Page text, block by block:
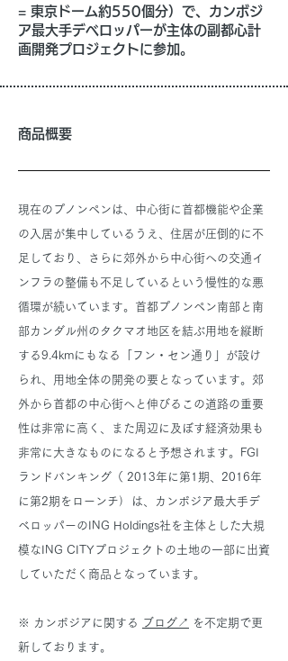
= 東京ドーム約550個分）で、カンボジ
ア最大手デベロッパーが主体の副都心計
画開発プロジェクトに参加。
商品概要
現在のプノンペンは、中心街に首都機能や企業
の入居が集中しているうえ、住居が圧倒的に不
足しており、さらに郊外から中心街への交通イ
ンフラの整備も不足しているという慢性的な悪
循環が続いています。首都プノンペン南部と南
部カンダル州のタクマオ地区を結ぶ用地を縦断
する9.4kmにもなる「フン・セン通り」が設け
られ、用地全体の開発の要となっています。郊
外から首都の中心街へと伸びるこの道路の重要
性は非常に高く、また周辺に及ぼす経済効果も
非常に大きなものになると予想されます。FGI
ランドバンキング（ 2013年に第1期、2016年
に第2期をローンチ） は、カンボジア最大手デ
ベロッパーのING Holdings社を主体とした大規
模なING CITYプロジェクトの土地の一部に出資
していただく商品となっています。
​※ カンボジアに関する ブログ↗︎ を不定期で更
新しております。